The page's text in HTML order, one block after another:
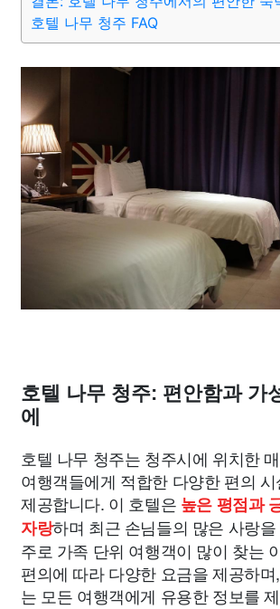
부동산 외국어 교육
호텔 나무 청주 FAQ
호텔 나무 청주: 편안함과 가
에
호텔 나무 청주는 청주시에 위치한
여행객들에게 적합한 다양한 편의
제공합니다. 이 호텔은 높은 평점과
자랑하며 최근 손님들의 많은 사랑
주로 가족 단위 여행객이 많이 찾는
편의에 따라 다양한 요금을 제공하
는 모든 여행객에게 유용한 정보를